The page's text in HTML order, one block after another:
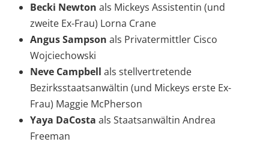
Becki Newton als Mickeys Assistentin (und
zweite Ex-Frau) Lorna Crane
Angus Sampson als Privatermittler Cisco
Wojciechowski
Neve Campbell als stellvertretende
Bezirksstaatsanwältin (und Mickeys erste Ex-
Frau) Maggie McPherson
Yaya DaCosta als Staatsanwältin Andrea
Freeman